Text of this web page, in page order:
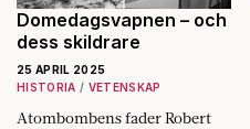
Domedagsvapnen – och
dess skildrare
25 APRIL 2025
HISTORIA
VETENSKAP
Atombombens fader Robert